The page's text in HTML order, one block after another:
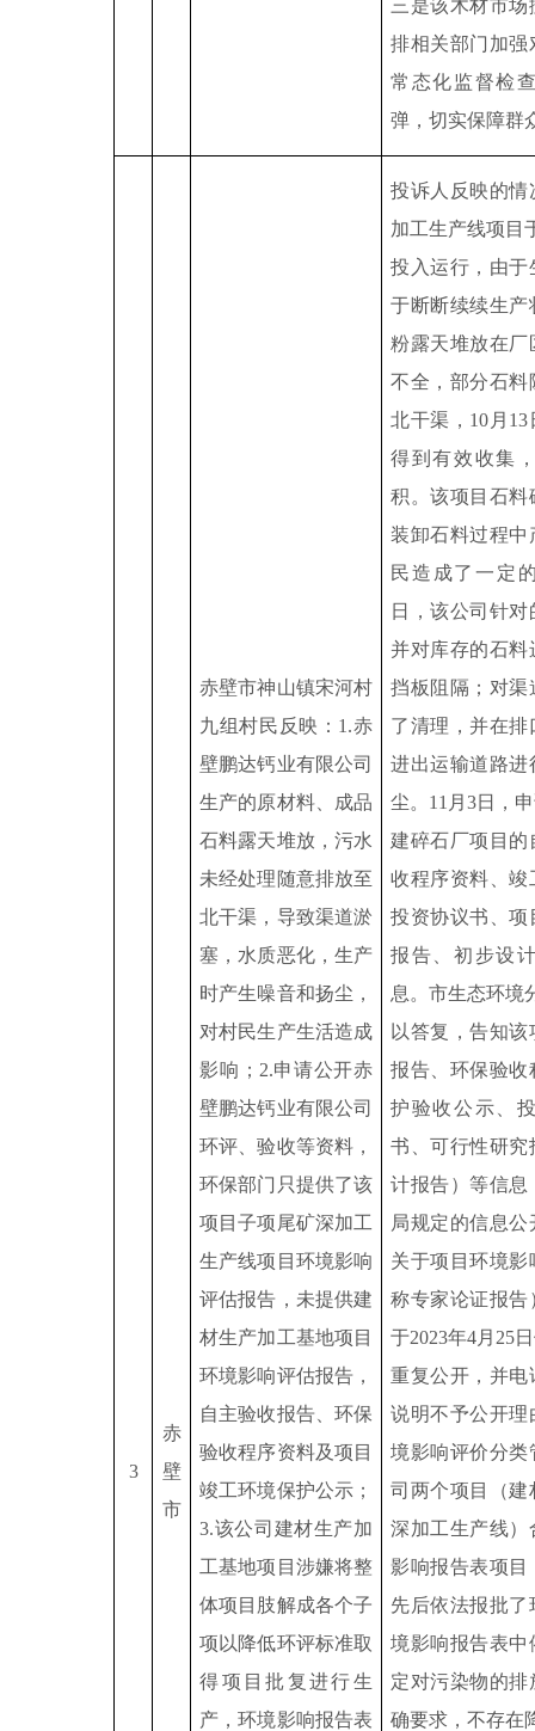
三是该木材市
排相关部门加
常态化监督检
弹，切实保障群
3
赤
壁
市
赤壁市神山镇宋河村
九组村民反映： 1.赤
壁鹏达钙业有限公司
生产的原材料、成品
石料露天堆放，污水
未经处理随意排放至
北干渠，导致渠道淤
塞，水质恶化，生产
时产生噪音和扬尘，
对村民生产生活造成
影响； 2.申请公开赤
壁鹏达钙业有限公司
环评、验收等资料，
环保部门只提供了该
项目子项尾矿深加工
生产线项目环境影响
评估报告，未提供建
材生产加工基地项目
环境影响评估报告，
自主验收报告、环保
验收程序资料及项目
竣工环境保护公示；
3.该公司建材生产加
工基地项目涉嫌将整
体项目肢解成各个子
项以降低环评标准取
得项目批复进行生
产，环境影响报告表
投诉人反映的
加工生产线项目
投入运行，由
于断断续续生
粉露天堆放在
不全，部分石
北干渠， 10 月 13
得到有效收集
积。该项目石
装卸石料过程
民造成了一定
日，该公司针
并对库存的石
挡板阻隔；对
了清理，并在
进出运输道路
尘。 11 月3日，
建碎石厂项目
收程序资料、
投资协议书、
报告、初步设
息。市生态环境
以答复，告知
报告、环保验
护验收公示、
书、可行性研
计报告）等信
局规定的信息
关于项目环境
称专家论证报
于2023年4月 25
重复公开，并
说明不予公开
境影响评价分
司两个项目（
深加工生产线
影响报告表项
先后依法报批
境影响报告表
定对污染物的
确要求，不存在